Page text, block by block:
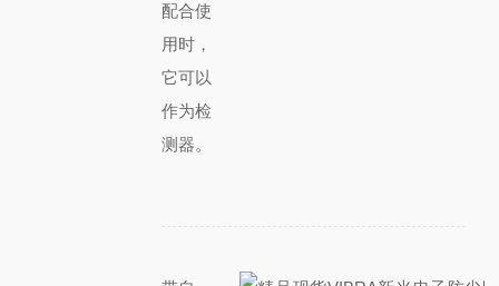
配合使
用时，
它可以
作为检
测器。